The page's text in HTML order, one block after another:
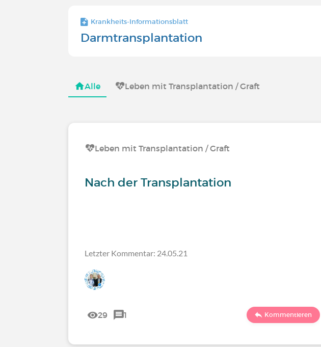
Krankheits-Informationsblatt
Darmtransplantation
Alle Leben mit Transplantation / Graft
Leben mit Transplantation / Graft
Nach der Transplantation
Letzter Kommentar: 24.05.21
29 1 Kommentieren